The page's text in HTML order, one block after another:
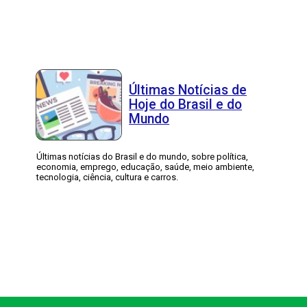
Últimas Notícias de
Hoje do Brasil e do
Mundo
Últimas notícias do Brasil e do mundo, sobre política,
economia, emprego, educação, saúde, meio ambiente,
tecnologia, ciência, cultura e carros.